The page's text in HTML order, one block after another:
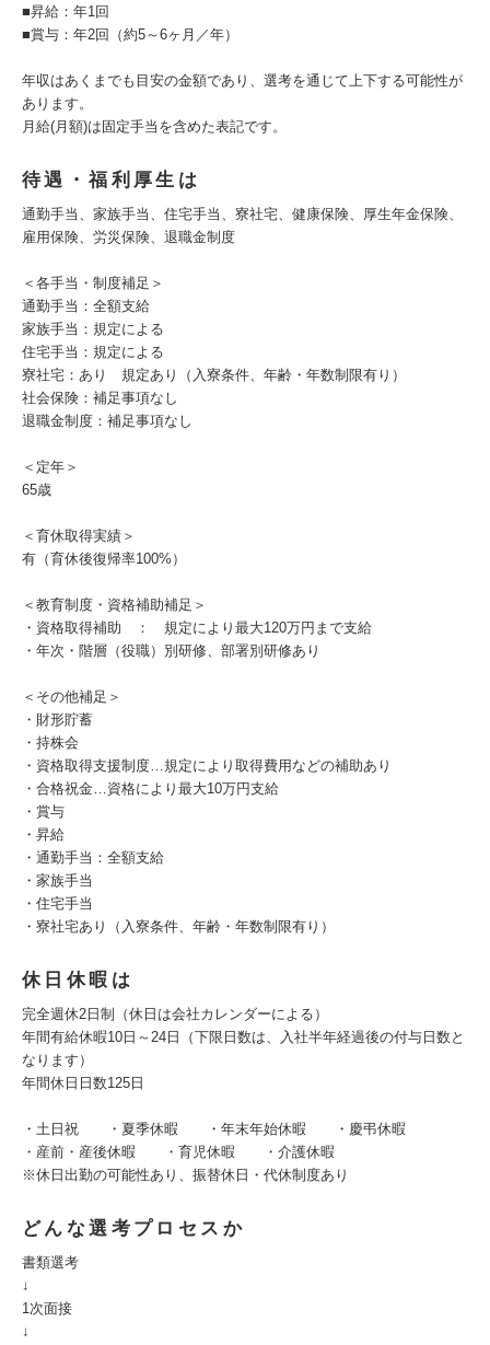
■昇給：年1回
■賞与：年2回（約5～6ヶ月／年）
年収はあくまでも目安の金額であり、選考を通じて上下する可能性が
あります。
月給(月額)は固定手当を含めた表記です。
待遇・福利厚生は
通勤手当、家族手当、住宅手当、寮社宅、健康保険、厚生年金保険、
雇用保険、労災保険、退職金制度
＜各手当・制度補足＞
通勤手当：全額支給
家族手当：規定による
住宅手当：規定による
寮社宅：あり 規定あり（入寮条件、年齢・年数制限有り）
社会保険：補足事項なし
退職金制度：補足事項なし
＜定年＞
65歳
＜育休取得実績＞
有（育休後復帰率100%）
＜教育制度・資格補助補足＞
・資格取得補助 ： 規定により最大120万円まで支給
・年次・階層（役職）別研修、部署別研修あり
＜その他補足＞
・財形貯蓄
・持株会
・資格取得支援制度…規定により取得費用などの補助あり
・合格祝金…資格により最大10万円支給
・賞与
・昇給
・通勤手当：全額支給
・家族手当
・住宅手当
・寮社宅あり（入寮条件、年齢・年数制限有り）
休日休暇は
完全週休2日制（休日は会社カレンダーによる）
年間有給休暇10日～24日（下限日数は、入社半年経過後の付与日数と
なります）
年間休日日数125日
・土日祝 ・夏季休暇 ・年末年始休暇 ・慶弔休暇
・産前・産後休暇 ・育児休暇 ・介護休暇
※休日出勤の可能性あり、振替休日・代休制度あり
どんな選考プロセスか
書類選考
↓
1次面接
↓